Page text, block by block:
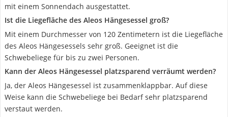
mit einem Sonnendach ausgestattet.
Ist die Liegefläche des Aleos Hängesessel groß?
Mit einem Durchmesser von 120 Zentimetern ist die Liegefläche
des Aleos Hängesessels sehr groß. Geeignet ist die
Schwebeliege für bis zu zwei Personen.
Kann der Aleos Hängesessel platzsparend verräumt werden?
Ja, der Aleos Hängesessel ist zusammenklappbar. Auf diese
Weise kann die Schwebeliege bei Bedarf sehr platzsparend
verstaut werden.